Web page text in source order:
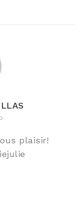
plaisir!